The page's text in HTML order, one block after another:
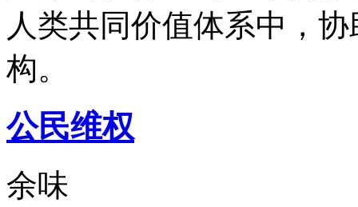
人类共同价值体系中，
构。
公民维权
余味